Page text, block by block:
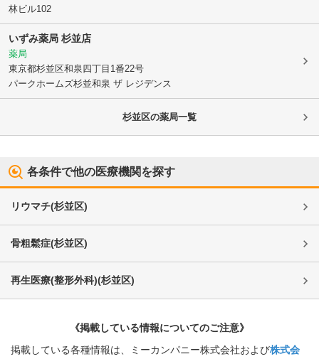
林ビル102
いずみ薬局 杉並店
薬局
東京都杉並区和泉四丁目1番22号
パークホームズ杉並和泉 ザ レジデンス
杉並区の薬局一覧
各条件で他の医療機関を探す
リウマチ(杉並区)
骨粗鬆症(杉並区)
再生医療(整形外科)(杉並区)
《掲載している情報についてのご注意》
掲載している各種情報は、ミーカンパニー株式会社および株式会